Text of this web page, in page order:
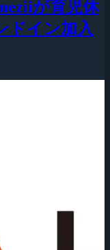
が育児休
ドイン加入